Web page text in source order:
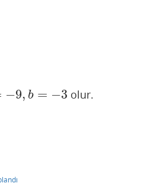
−9, b = −3
= −3
olur.